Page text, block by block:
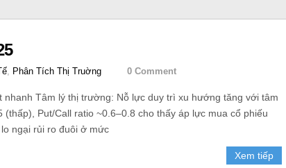
, Phân Tích Thị Truờng 0 Comment
nhanh Tâm lý thị trường: Nỗ lực duy trì xu hướng tăng với tâm
(thấp), Put/Call ratio ~0.6–0.8 cho thấy áp lực mua cổ phiếu
ngại rủi ro đuôi ở mức
Xem tiếp